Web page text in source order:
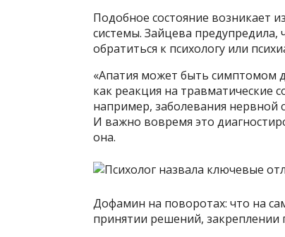
Подобное состояние возникает
системы. Зайцева предупредила,
обратиться к психологу или
«Апатия может быть симптомом
как реакция на травматические
например, заболевания нервной
И важно вовремя это
она.
Дофамин на поворотах: что на
принятии решений, закреплении